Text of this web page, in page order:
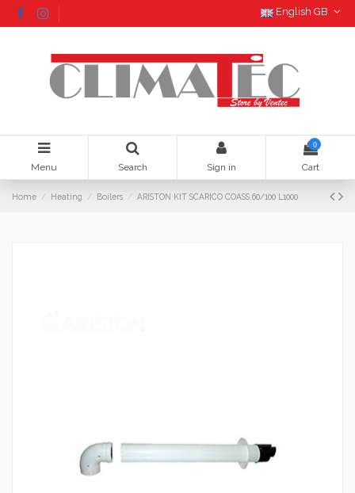
English GB
Menu Search Sign in
0
Cart
Home Heating Boilers ARISTON KIT SCARICO COASS.60/100 L1000